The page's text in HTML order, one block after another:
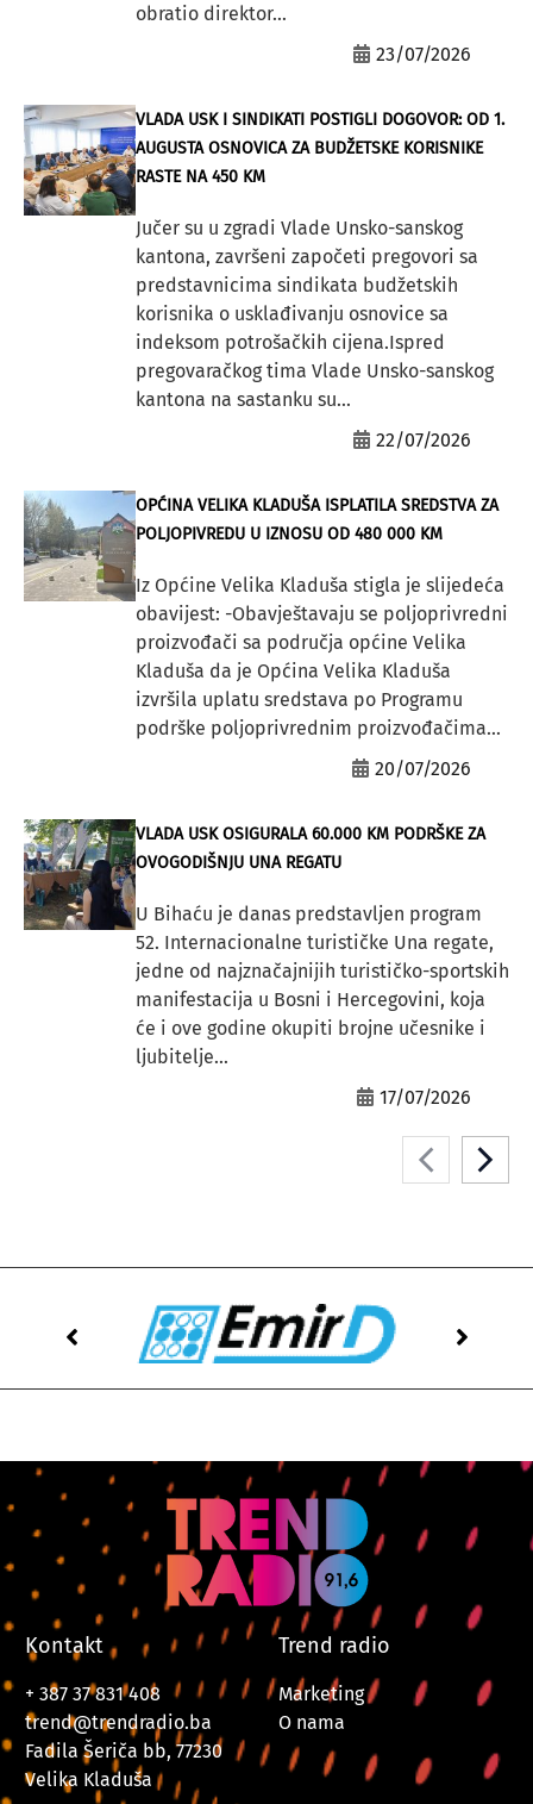
obratio direktor...
23/07/2026
VLADA USK I SINDIKATI POSTIGLI DOGOVOR: OD 1.
AUGUSTA OSNOVICA ZA BUDŽETSKE KORISNIKE
RASTE NA 450 KM
Jučer su u zgradi Vlade Unsko-sanskog
kantona, završeni započeti pregovori sa
predstavnicima sindikata budžetskih
korisnika o usklađivanju osnovice sa
indeksom potrošačkih cijena.Ispred
pregovaračkog tima Vlade Unsko-sanskog
kantona na sastanku su...
22/07/2026
OPĆINA VELIKA KLADUŠA ISPLATILA SREDSTVA ZA
POLJOPIVREDU U IZNOSU OD 480 000 KM
Iz Općine Velika Kladuša stigla je slijedeća
obavijest: -Obavještavaju se poljoprivredni
proizvođači sa područja općine Velika
Kladuša da je Općina Velika Kladuša
izvršila uplatu sredstava po Programu
podrške poljoprivrednim proizvođačima...
20/07/2026
VLADA USK OSIGURALA 60.000 KM PODRŠKE ZA
OVOGODIŠNJU UNA REGATU
U Bihaću je danas predstavljen program
52. Internacionalne turističke Una regate,
jedne od najznačajnijih turističko-sportskih
manifestacija u Bosni i Hercegovini, koja
će i ove godine okupiti brojne učesnike i
ljubitelje...
17/07/2026
Kontakt
+ 387 37 831 408
trend@trendradio.ba
Fadila Šeriča bb, 77230
Velika Kladuša
Trend radio
Marketing
O nama